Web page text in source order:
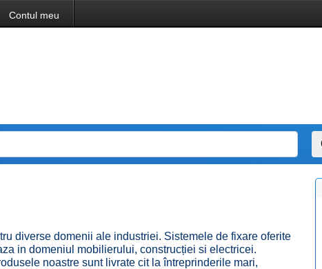
Contul meu
diverse domenii ale industriei. Sistemele de fixare oferite
in domeniul mobilierului, construcției si electricei.
noastre sunt livrate cit la întreprinderile mari,